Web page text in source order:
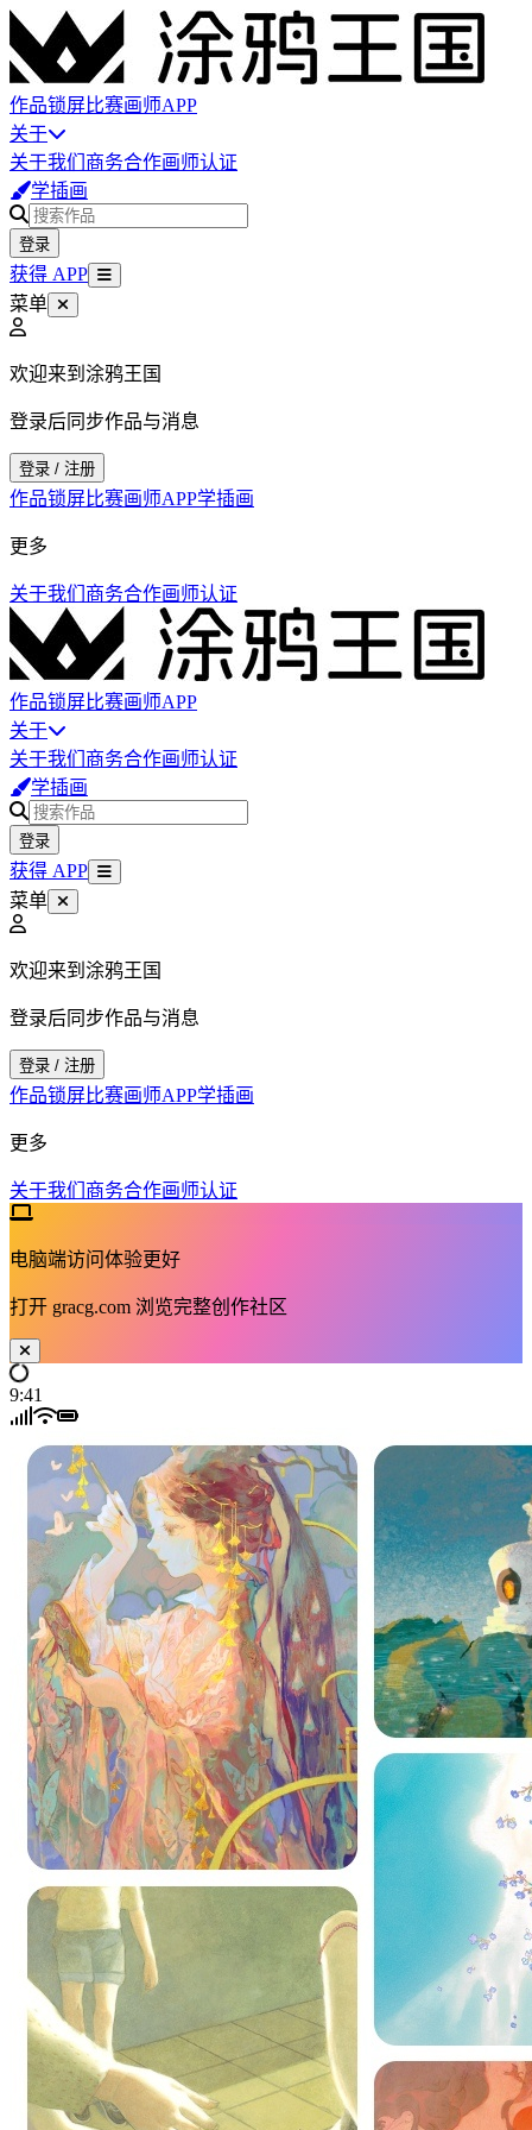
作品锁屏比赛画师APP
关于
关于我们 商务合作画师认证
学插画
登录
获得 APP
菜单
欢迎来到涂鸦王国
登录后同步作品与消息
登录 / 注册
作品锁屏比赛画师APP学插画
更多
关于我们 商务合作画师认证
作品锁屏比赛画师APP
关于
关于我们 商务合作画师认证
学插画
登录
获得 APP
菜单
欢迎来到涂鸦王国
登录后同步作品与消息
登录 / 注册
作品锁屏比赛画师APP学插画
更多
关于我们 商务合作画师认证
电脑端访问体验更好
打开 gracg.com 浏览完整创作社区
9:41